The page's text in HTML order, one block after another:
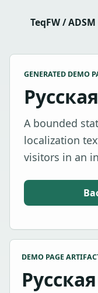
TeqFW / ADSM
GENERATED DEMO
A bounded
localization
visitors in an
DEMO PAGE